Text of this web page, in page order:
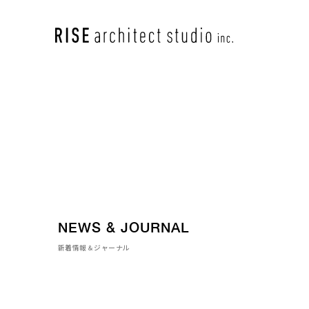
NEWS & JOURNAL
新着情報＆ジャーナル